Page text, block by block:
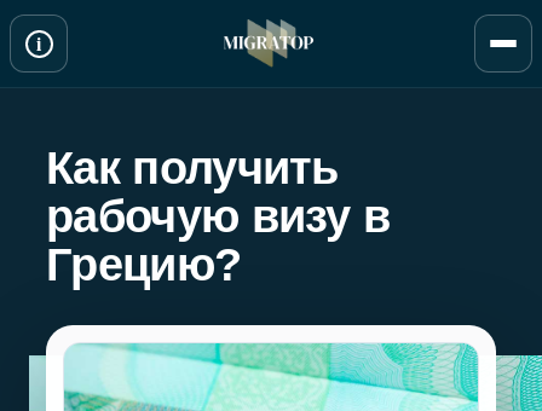
Перейти
i
Как получить
рабочую визу в
Грецию?